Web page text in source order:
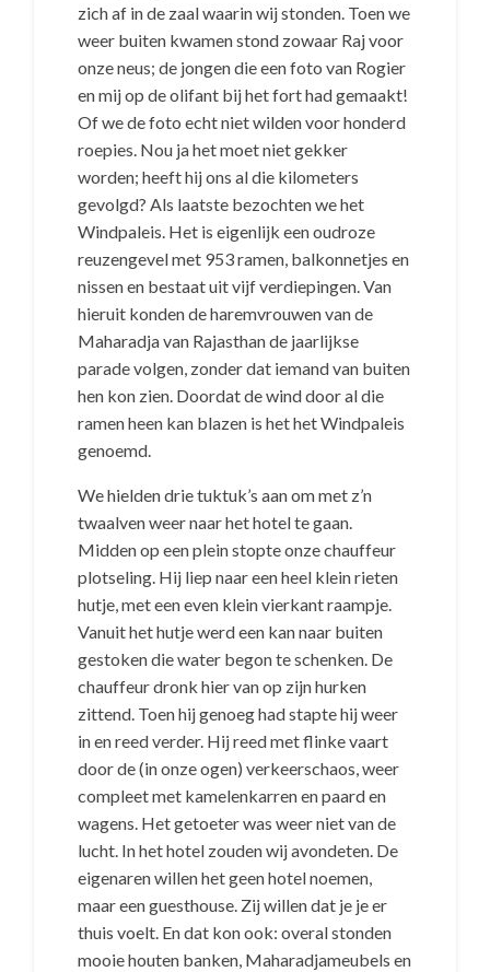
zich af in de zaal waarin wij stonden. Toen we
weer buiten kwamen stond zowaar Raj voor
onze neus; de jongen die een foto van Rogier
en mij op de olifant bij het fort had gemaakt!
Of we de foto echt niet wilden voor honderd
roepies. Nou ja het moet niet gekker
worden; heeft hij ons al die kilometers
gevolgd? Als laatste bezochten we het
Windpaleis. Het is eigenlijk een oudroze
reuzengevel met 953 ramen, balkonnetjes en
nissen en bestaat uit vijf verdiepingen. Van
hieruit konden de haremvrouwen van de
Maharadja van Rajasthan de jaarlijkse
parade volgen, zonder dat iemand van buiten
hen kon zien. Doordat de wind door al die
ramen heen kan blazen is het het Windpaleis
genoemd.
We hielden drie tuktuk’s aan om met z’n
twaalven weer naar het hotel te gaan.
Midden op een plein stopte onze chauffeur
plotseling. Hij liep naar een heel klein rieten
hutje, met een even klein vierkant raampje.
Vanuit het hutje werd een kan naar buiten
gestoken die water begon te schenken. De
chauffeur dronk hier van op zijn hurken
zittend. Toen hij genoeg had stapte hij weer
in en reed verder. Hij reed met flinke vaart
door de (in onze ogen) verkeerschaos, weer
compleet met kamelenkarren en paard en
wagens. Het getoeter was weer niet van de
lucht. In het hotel zouden wij avondeten. De
eigenaren willen het geen hotel noemen,
maar een guesthouse. Zij willen dat je je er
thuis voelt. En dat kon ook: overal stonden
mooie houten banken, Maharadjameubels en